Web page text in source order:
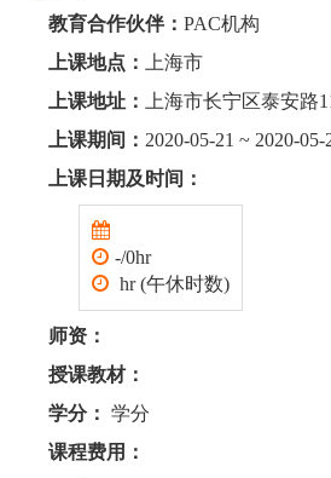
教育合作伙伴： PAC机构
上课地点：
上海市
上课地址：
上海市长宁区泰安路
上课期间： 2020-05-21 ~ 2020-05-
上课日期及时间：
-/0hr
hr (午休时数)
师资：
授课教材：
学分： 学分
课程费用：